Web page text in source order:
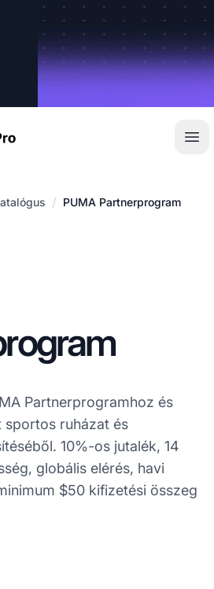
/ PUMA Partnerprogram
Partnerprogramhoz és
sportos ruházat és
10%-os jutalék, 14
globális elérés, havi
$50 kifizetési összeg